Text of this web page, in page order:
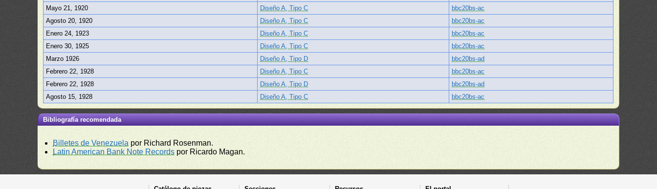
Mayo 21, 1920
Diseño A, Tipo C
bbc20bs-ac
Agosto 20, 1920
Diseño A, Tipo C
bbc20bs-ac
Enero 24, 1923
Diseño A, Tipo C
bbc20bs-ac
Enero 30, 1925
Diseño A, Tipo C
bbc20bs-ac
Marzo 1926
Diseño A, Tipo D
bbc20bs-ad
Febrero 22, 1928
Diseño A, Tipo C
bbc20bs-ac
Febrero 22, 1928
Diseño A, Tipo D
bbc20bs-ad
Agosto 15, 1928
Diseño A, Tipo C bbc20bs-ac
Bibliografía recomendada
Billetes de Venezuela por Richard Rosenman.
Latin American Bank Note Records por Ricardo Magan.